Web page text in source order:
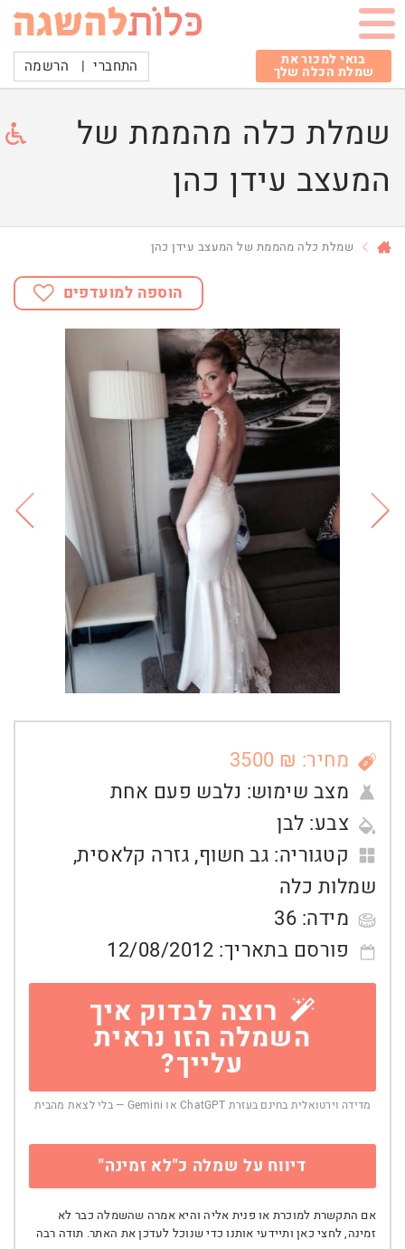
בואי למכור את
שמלת הכלה שלך התחברי | הרשמה
שמלת כלה מהממת של
המעצב עידן כהן
שמלת כלה מהממת של המעצב עידן כהן
הוספה למועדפים
מחיר: ₪ 3500
מצב שימוש: נלבש פעם אחת
צבע: לבן
קטגוריה: גב חשוף, גזרה קלאסית,
שמלות כלה
מידה: 36
פורסם בתאריך: 12/08/2012
רוצה לבדוק איך
השמלה הזו נראית
עלייך?
מדידה וירטואלית בחינם בעזרת ChatGPT או Gemini — בלי לצאת מהבית
דיווח על שמלה כ"לא זמינה"
אם התקשרת למוכרת או פנית אליה והיא אמרה שהשמלה כבר לא
זמינה, לחצי כאן ותיידעי אותנו כדי שנוכל לעדכן את האתר. תודה רבה